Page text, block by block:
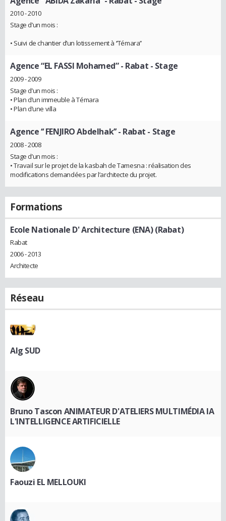
2010 - 2010
Stage d’un mois :
• Suivi de chantier d’un lotissement à ‘‘Témara’’
Agence “EL FASSI Mohamed” - Rabat - Stage
2009 - 2009
Stage d’un mois :
• Plan d’un immeuble à Témara
• Plan d’une villa
Agence ‘‘ FENJIRO Abdelhak’’ - Rabat - Stage
2008 - 2008
Stage d’un mois :
• Travail sur le projet de la kasbah de Tamesna : réalisation des
modifications demandées par l’architecte du projet.
Formations
Ecole Nationale D' Architecture (ENA) (Rabat)
Rabat
2006 - 2013
Architecte
Réseau
Alg SUD
Bruno Tascon ANIMATEUR D'ATELIERS MULTIMÉDIA IA
L'INTELLIGENCE ARTIFICIELLE
Faouzi EL MELLOUKI